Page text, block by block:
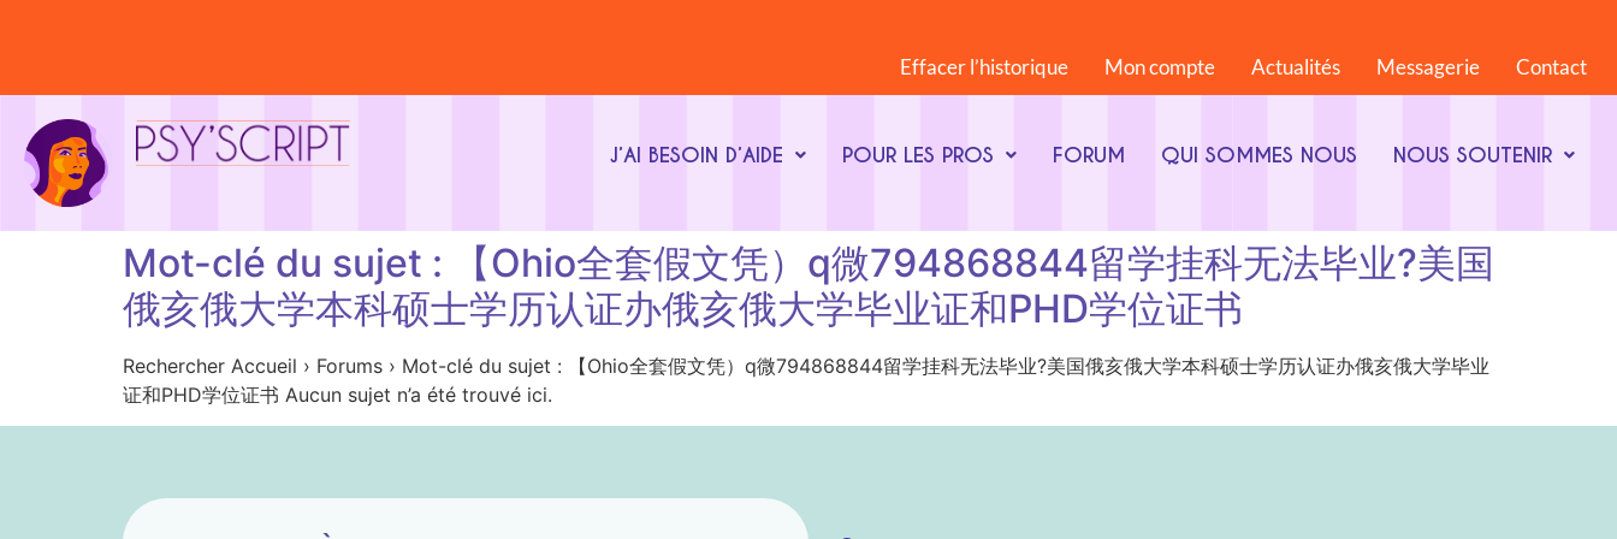
Effacer l’historique Mon compte Actualités Messagerie Contact
J’AI BESOIN D’AIDE POUR LES PROS FORUM QUI SOMMES NOUS NOUS SOUTENIR
Mot-clé du sujet : 【Ohio全套假文凭）q微794868844留学挂科无法毕业?美国
俄亥俄大学本科硕士学历认证办俄亥俄大学毕业证和PHD学位证书
Rechercher Accueil › Forums › Mot-clé du sujet : 【Ohio全套假文凭）q微794868844留学挂科无法毕业?美国俄亥俄大学本科硕士学历认证办俄亥俄大学毕业
证和PHD学位证书 Aucun sujet n’a été trouvé ici.